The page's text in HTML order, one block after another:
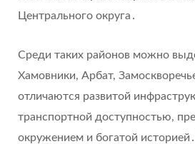
Центрального округа․
Среди таких районов можно
Хамовники, Арбат,
отличаются развитой
транспортной доступностью,
окружением и богатой